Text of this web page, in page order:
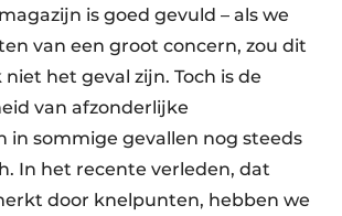
is goed gevuld – als we
van een groot concern, zou dit
het geval zijn. Toch is de
van afzonderlijke
in sommige gevallen nog steeds
In het recente verleden, dat
door knelpunten, hebben we